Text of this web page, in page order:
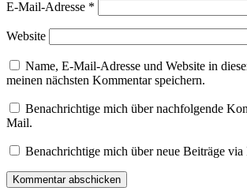
E-Mail-Adresse *
Website
Name, E-Mail-Adresse und Website in
meinen nächsten Kommentar speichern.
Benachrichtige mich über nachfolgende
Mail.
Benachrichtige mich über neue Beiträge